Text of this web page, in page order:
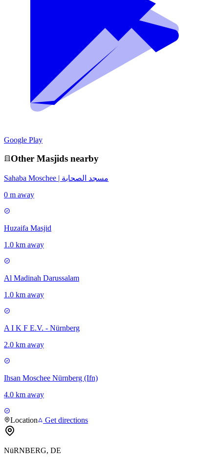
Google Play
Other Masjids nearby
Sahaba Moschee | مسجد الصحابة
0 m away
Huzaifa Masjid
1.0 km away
Al Madinah Darussalam
1.0 km away
A I K F E.V. - Nürnberg
2.0 km away
Ihsan Moschee Nürnberg (Ifn)
4.0 km away
Location Get directions
NüRNBERG, DE